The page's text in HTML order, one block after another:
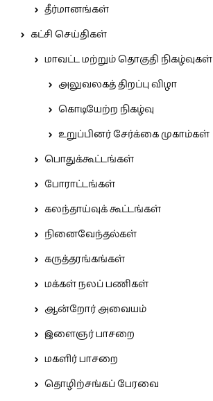
தீர்மானங்கள்
கட்சி செய்திகள்
மாவட்ட மற்றும் தொகுதி நிகழ்வுகள்
அலுவலகத் திறப்பு விழா
கொடியேற்ற நிகழ்வு
உறுப்பினர் சேர்க்கை முகாம்கள்
பொதுக்கூட்டங்கள்
போராட்டங்கள்
கலந்தாய்வுக் கூட்டங்கள்
நினைவேந்தல்கள்
கருத்தரங்கங்கள்
மக்கள் நலப் பணிகள்
ஆன்றோர் அவையம்
இளைஞர் பாசறை
மகளிர் பாசறை
தொழிற்சங்கப் பேரவை